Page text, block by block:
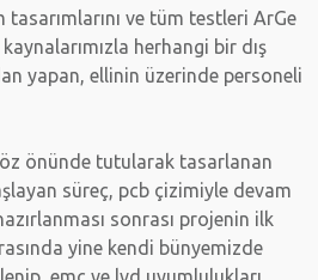
tasarımlarını ve tüm testleri ArGe
herhangi bir dış
yapan, ellinin üzerinde personeli
önünde tutularak tasarlanan
süreç, pcb çizimiyle devam
sonrası projenin ilk
yine kendi bünyemizde